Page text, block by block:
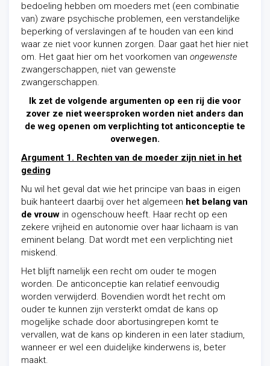
bedoeling hebben om moeders met (een combinatie
van) zware psychische problemen, een verstandelijke
beperking of verslavingen af te houden van een kind
waar ze niet voor kunnen zorgen. Daar gaat het hier niet
om. Het gaat hier om het voorkomen van ongewenste
zwangerschappen, niet van gewenste
zwangerschappen.
Ik zet de volgende argumenten op een rij die voor
zover ze niet weersproken worden niet anders dan
de weg openen om verplichting tot anticonceptie te
overwegen.
Argument 1. Rechten van de moeder zijn niet in het
geding
Nu wil het geval dat wie het principe van baas in eigen
buik hanteert daarbij over het algemeen het belang van
de vrouw in ogenschouw heeft. Haar recht op een
zekere vrijheid en autonomie over haar lichaam is van
eminent belang. Dat wordt met een verplichting niet
miskend.
Het blijft namelijk een recht om ouder te mogen
worden. De anticonceptie kan relatief eenvoudig
worden verwijderd. Bovendien wordt het recht om
ouder te kunnen zijn versterkt omdat de kans op
mogelijke schade door abortusingrepen komt te
vervallen, wat de kans op kinderen in een later stadium,
wanneer er wel een duidelijke kinderwens is, beter
maakt.